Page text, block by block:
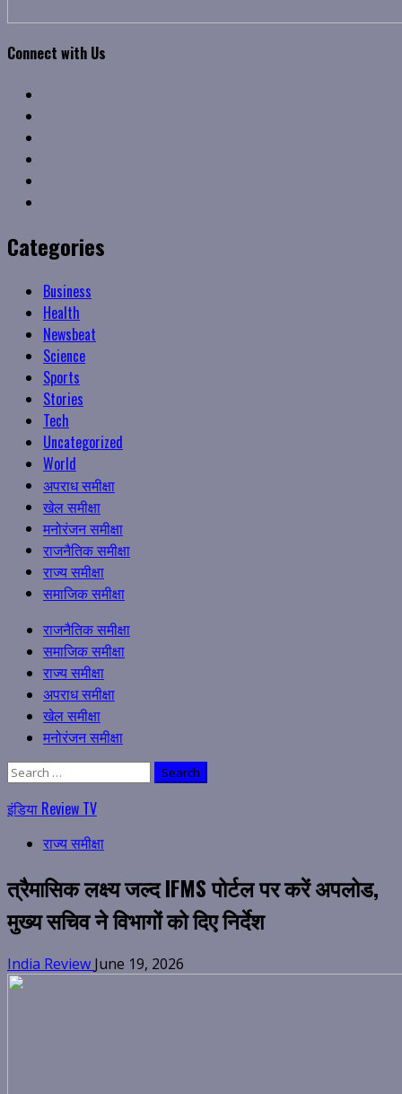
Connect with Us
Categories
Business
Health
Newsbeat
Science
Sports
Stories
Tech
Uncategorized
World
अपराध समीक्षा
खेल समीक्षा
मनोरंजन समीक्षा
राजनैतिक समीक्षा
राज्य समीक्षा
समाजिक समीक्षा
Primary
Menu
राजनैतिक समीक्षा
समाजिक समीक्षा
राज्य समीक्षा
अपराध समीक्षा
खेल समीक्षा
मनोरंजन समीक्षा
Search
इंडिया Review TV
राज्य समीक्षा
त्रैमासिक लक्ष्य जल्द IFMS पोर्टल पर करें अपलोड,
मुख्य सचिव ने विभागों को दिए निर्देश
India Review June 19, 2026